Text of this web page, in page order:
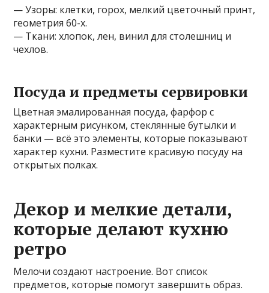
— Узоры: клетки, горох, мелкий цветочный принт,
геометрия 60-х.
— Ткани: хлопок, лен, винил для столешниц и
чехлов.
Посуда и предметы сервировки
Цветная эмалированная посуда, фарфор с
характерным рисунком, стеклянные бутылки и
банки — всё это элементы, которые показывают
характер кухни. Разместите красивую посуду на
открытых полках.
Декор и мелкие детали,
которые делают кухню
ретро
Мелочи создают настроение. Вот список
предметов, которые помогут завершить образ.